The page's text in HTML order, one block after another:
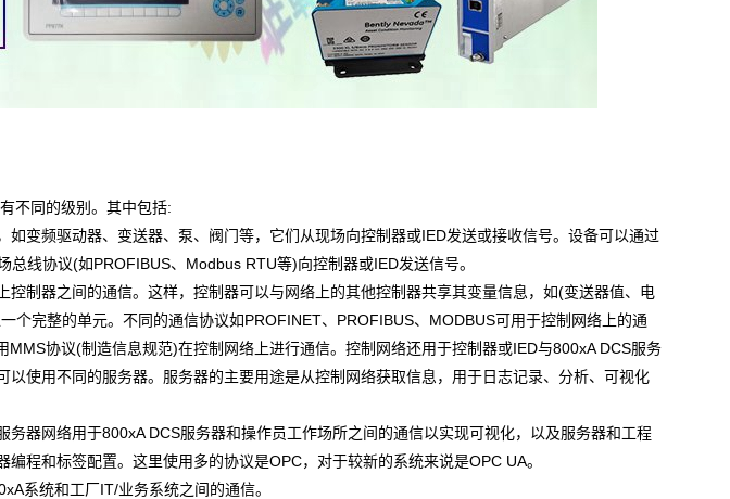
不同的级别。其中包括:
频驱动器、变送器、泵、阀门等，它们从现场向控制器或IED发送或接收信号。设备可以通过
总线协议(如PROFIBUS、Modbus RTU等)向控制器或IED发送信号。
器之间的通信。这样，控制器可以与网络上的其他控制器共享其变量信息，如(变送器值、电
个完整的单元。不同的通信协议如PROFINET、PROFIBUS、MODBUS可用于控制网络上的通
MMS协议(制造信息规范)在控制网络上进行通信。控制网络还用于控制器或IED与800xA DCS服务
以使用不同的服务器。服务器的主要用途是从控制网络获取信息，用于日志记录、分析、可视化
网络用于800xA DCS服务器和操作员工作场所之间的通信以实现可视化，以及服务器和工程
编程和标签配置。这里使用多的协议是OPC，对于较新的系统来说是OPC UA。
统和工厂IT/业务系统之间的通信。